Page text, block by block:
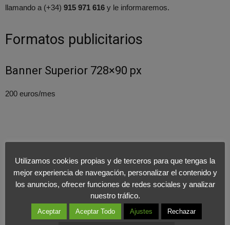
llamando a (+34) 915 971 616 y le informaremos.
Formatos publicitarios
Banner Superior 728×90 px
200 euros/mes
75 euros/mes
Utilizamos cookies propias y de terceros para que tengas la
mejor experiencia de navegación, personalizar el contenido y
los anuncios, ofrecer funciones de redes sociales y analizar
nuestro tráfico.
Aceptar Aceptar Todo Ajustes Rechazar